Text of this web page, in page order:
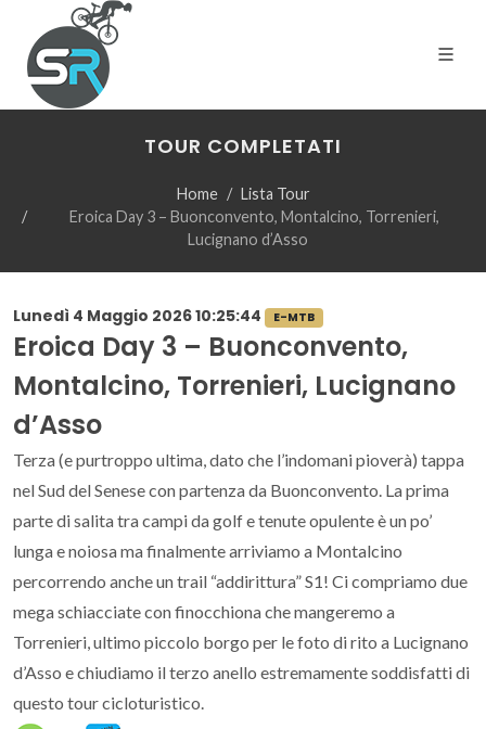
TOUR COMPLETATI
Home
Lista Tour
Eroica Day 3 – Buonconvento, Montalcino, Torrenieri,
Lucignano d’Asso
Lunedì 4 Maggio 2026 10:25:44 E-MTB
Eroica Day 3 – Buonconvento,
Montalcino, Torrenieri, Lucignano
d’Asso
Terza (e purtroppo ultima, dato che l’indomani pioverà) tappa
nel Sud del Senese con partenza da Buonconvento. La prima
parte di salita tra campi da golf e tenute opulente è un po’
lunga e noiosa ma finalmente arriviamo a Montalcino
percorrendo anche un trail “addirittura” S1! Ci compriamo due
mega schiacciate con finocchiona che mangeremo a
Torrenieri, ultimo piccolo borgo per le foto di rito a Lucignano
d’Asso e chiudiamo il terzo anello estremamente soddisfatti di
questo tour cicloturistico.